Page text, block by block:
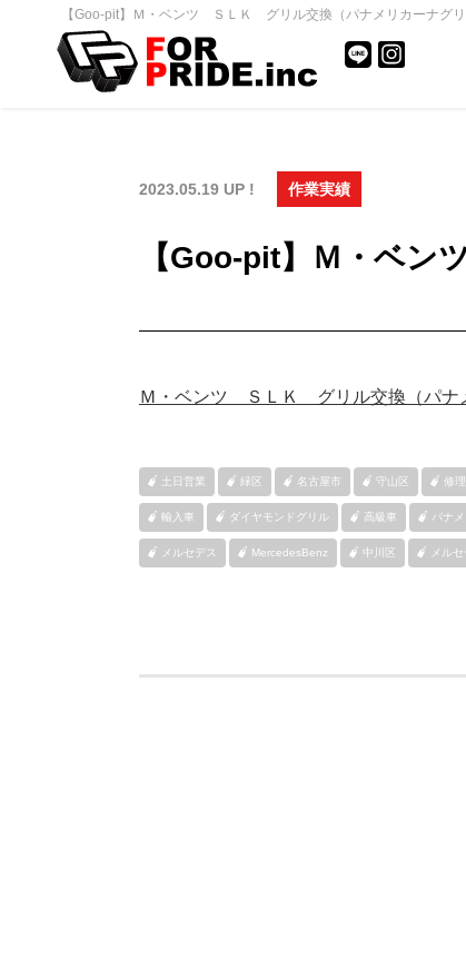
【Goo-pit】Ｍ・ベンツ ＳＬＫ グリル交換（パナメリカーナグ
2023.05.19 UP ! 作業実績
【Goo-pit】Ｍ・ベ
Ｍ・ベンツ ＳＬＫ グリル交換（パナ
土日営業 緑区 名古屋市 守山区 修理
輸入車 ダイヤモンドグリル 高級車 パナ
メルセデス MercedesBenz 中川区 メル